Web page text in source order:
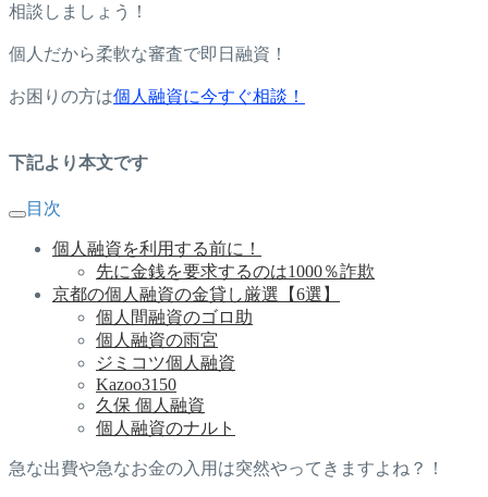
相談しましょう！
個人だから柔軟な審査で即日融資！
お困りの方は個人融資に今すぐ相談！
下記より本文です
目次
個人融資を利用する前に！
先に金銭を要求するのは1000％詐欺
京都の個人融資の金貸し厳選【6選】
個人間融資のゴロ助
個人融資の雨宮
ジミコツ個人融資
Kazoo3150
久保 個人融資
個人融資のナルト
急な出費や急なお金の入用は突然やってきますよね？！